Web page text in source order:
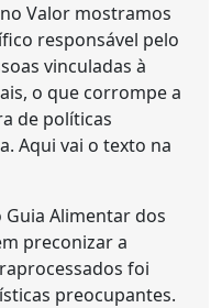
Valor mostramos
responsável pelo
vinculadas à
o que corrompe a
de políticas
Aqui vai o texto na
Alimentar dos
preconizar a
foi
preocupantes.